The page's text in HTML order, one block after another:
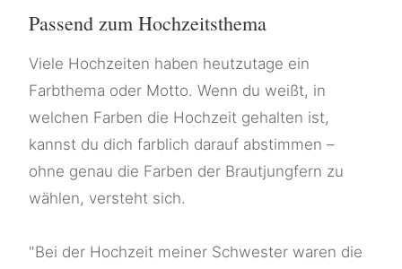
Passend zum Hochzeitsthema
Viele Hochzeiten haben heutzutage ein
Farbthema oder Motto. Wenn du weißt, in
welchen Farben die Hochzeit gehalten ist,
kannst du dich farblich darauf abstimmen –
ohne genau die Farben der Brautjungfern zu
wählen, versteht sich.
"Bei der Hochzeit meiner Schwester waren die